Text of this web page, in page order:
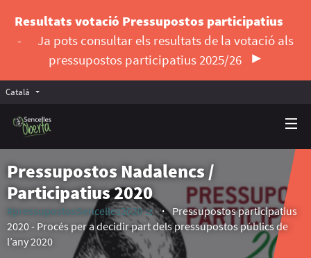
Resultats votació Pressupostos participatius
-
Ja pots consultar els resultats de la votació als
pressupostos participatius 2025/26
Català Triar la llengua
Pressupostos Nadalencs /
Participatius 2020
#pressupostosSencelles2020
(Enllaç extern)
Pressupostos participatius
2020 - Procés per a decidir part dels pressupostos públics de
l’any 2020